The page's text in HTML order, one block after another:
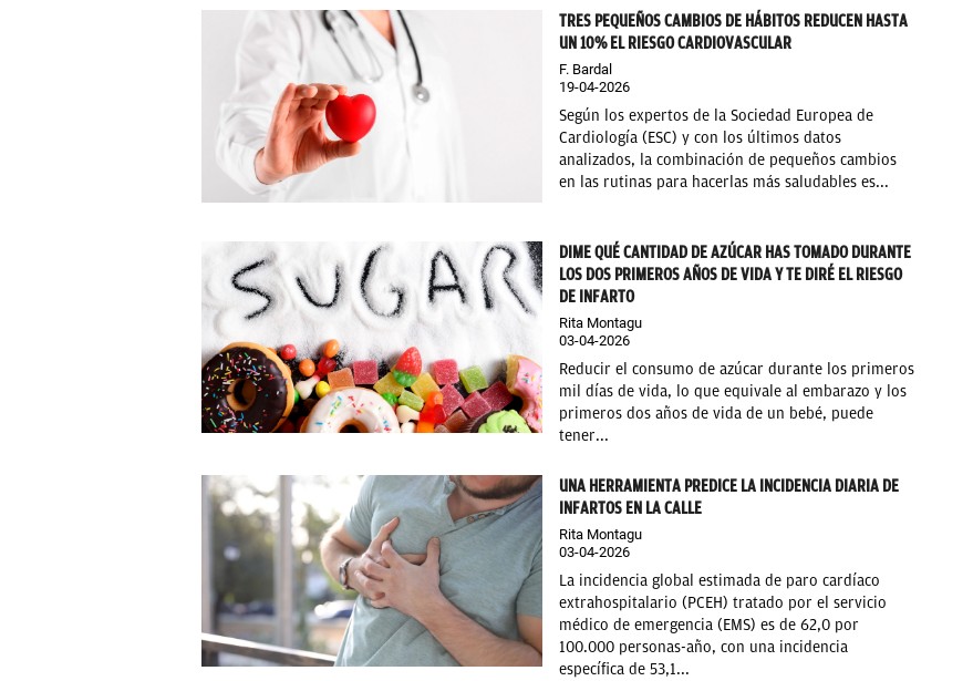
TRES PEQUEÑOS CAMBIOS DE HÁBITOS REDUCEN HASTA
UN 10% EL RIESGO CARDIOVASCULAR
F. Bardal
19-04-2026
Según los expertos de la Sociedad Europea de
Cardiología (ESC) y con los últimos datos
analizados, la combinación de pequeños cambios
en las rutinas para hacerlas más saludables es...
DIME QUÉ CANTIDAD DE AZÚCAR HAS TOMADO DURANTE
LOS DOS PRIMEROS AÑOS DE VIDA Y TE DIRÉ EL RIESGO
DE INFARTO
Rita Montagu
03-04-2026
Reducir el consumo de azúcar durante los primeros
mil días de vida, lo que equivale al embarazo y los
primeros dos años de vida de un bebé, puede
tener...
UNA HERRAMIENTA PREDICE LA INCIDENCIA DIARIA DE
INFARTOS EN LA CALLE
Rita Montagu
03-04-2026
La incidencia global estimada de paro cardíaco
extrahospitalario (PCEH) tratado por el servicio
médico de emergencia (EMS) es de 62,0 por
100.000 personas-año, con una incidencia
específica de 53,1...